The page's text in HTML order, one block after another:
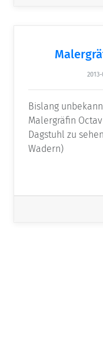
2013-
Bislang
Malergräfin
Dagstuhl zu
Wadern)